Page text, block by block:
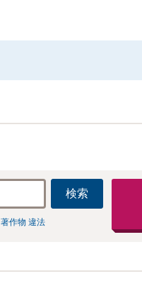
検索
著作物 違法